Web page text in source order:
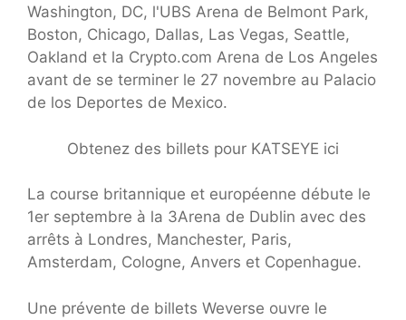
Washington, DC, l'UBS Arena de Belmont Park,
Boston, Chicago, Dallas, Las Vegas, Seattle,
Oakland et la Crypto.com Arena de Los Angeles
avant de se terminer le 27 novembre au Palacio
de los Deportes de Mexico.
Obtenez des billets pour KATSEYE ici
La course britannique et européenne débute le
1er septembre à la 3Arena de Dublin avec des
arrêts à Londres, Manchester, Paris,
Amsterdam, Cologne, Anvers et Copenhague.
Une prévente de billets Weverse ouvre le